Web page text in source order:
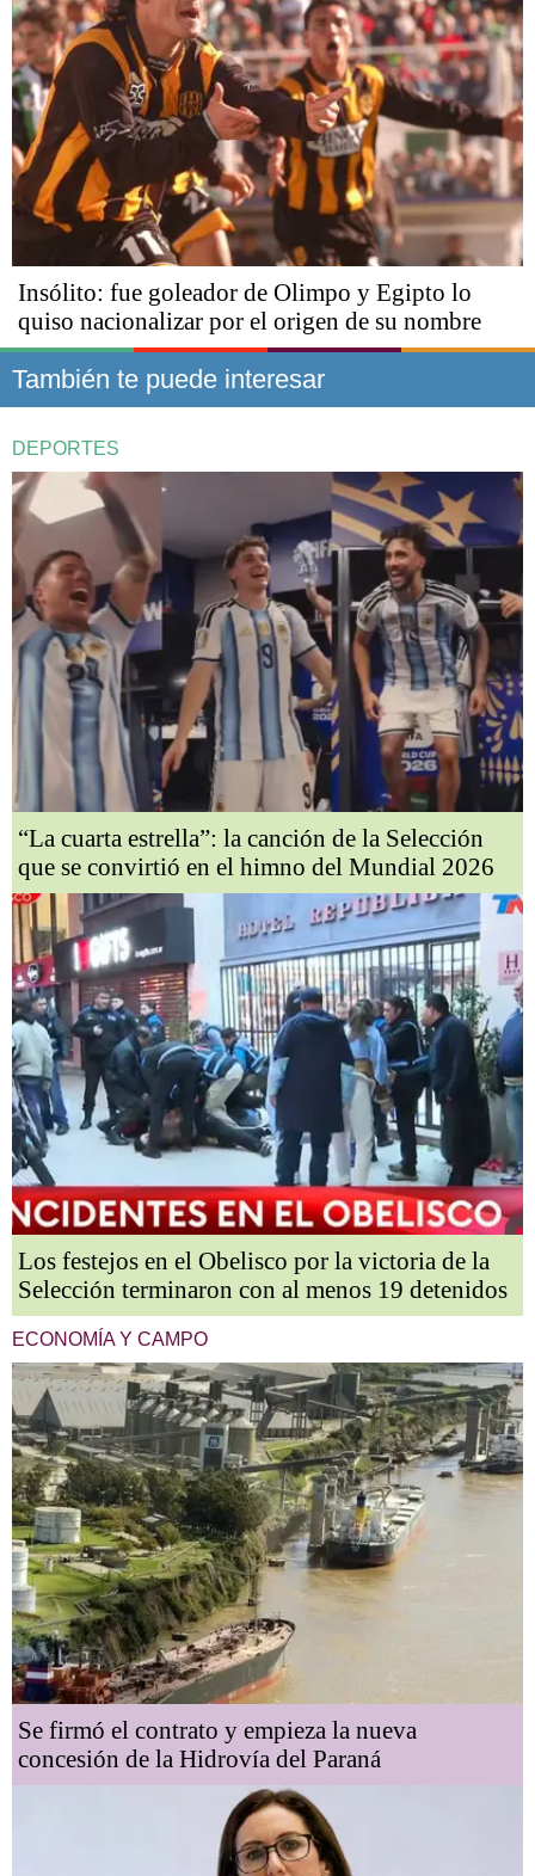
Insólito: fue goleador de Olimpo y Egipto lo
quiso nacionalizar por el origen de su nombre
También te puede interesar
DEPORTES
“La cuarta estrella”: la canción de la Selección
que se convirtió en el himno del Mundial 2026
Los festejos en el Obelisco por la victoria de la
Selección terminaron con al menos 19 detenidos
ECONOMÍA Y CAMPO
Se firmó el contrato y empieza la nueva
concesión de la Hidrovía del Paraná